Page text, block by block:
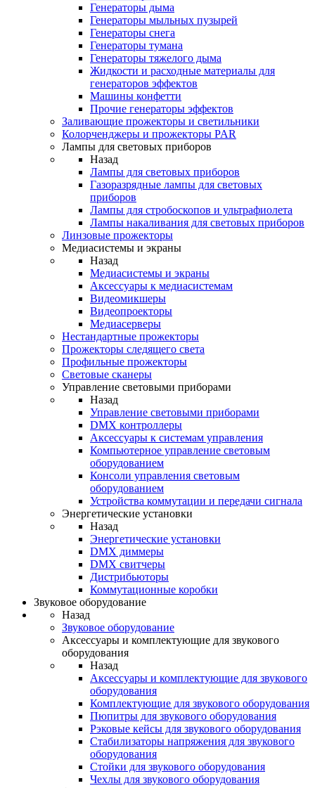
Генераторы дыма
Генераторы мыльных пузырей
Генераторы снега
Генераторы тумана
Генераторы тяжелого дыма
Жидкости и расходные материалы для
генераторов эффектов
Машины конфетти
Прочие генераторы эффектов
Заливающие прожекторы и светильники
Колорченджеры и прожекторы PAR
Лампы для световых приборов
Назад
Лампы для световых приборов
Газоразрядные лампы для световых
приборов
Лампы для стробоскопов и ультрафиолета
Лампы накаливания для световых приборов
Линзовые прожекторы
Медиасистемы и экраны
Назад
Медиасистемы и экраны
Аксессуары к медиасистемам
Видеомикшеры
Видеопроекторы
Медиасерверы
Нестандартные прожекторы
Прожекторы следящего света
Профильные прожекторы
Световые сканеры
Управление световыми приборами
Назад
Управление световыми приборами
DMX контроллеры
Аксессуары к системам управления
Компьютерное управление световым
оборудованием
Консоли управления световым
оборудованием
Устройства коммутации и передачи сигнала
Энергетические установки
Назад
Энергетические установки
DMX диммеры
DMX свитчеры
Дистрибьюторы
Коммутационные коробки
Звуковое оборудование
Назад
Звуковое оборудование
Аксессуары и комплектующие для звукового
оборудования
Назад
Аксессуары и комплектующие для звукового
оборудования
Комплектующие для звукового оборудования
Пюпитры для звукового оборудования
Рэковые кейсы для звукового оборудования
Стабилизаторы напряжения для звукового
оборудования
Стойки для звукового оборудования
Чехлы для звукового оборудования